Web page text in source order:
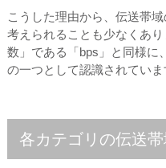
こうした理由から、伝送帯
考えられることも少なくあ
数」である「bps」と同様に
の一つとして認識されていま
各カテゴリの伝送